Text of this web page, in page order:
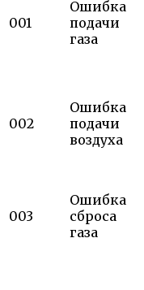
001
Ошибка
подачи
газа
002
Ошибка
подачи
воздуха
003
Ошибка
сброса
газа